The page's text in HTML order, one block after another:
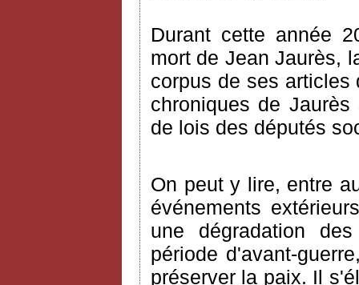
Durant cette année
mort de Jean Jaurès,
corpus de ses
chroniques de
de lois des députés
On peut y lire, entre
événements
une dégradation
période d'avant-
préserver la paix. Il